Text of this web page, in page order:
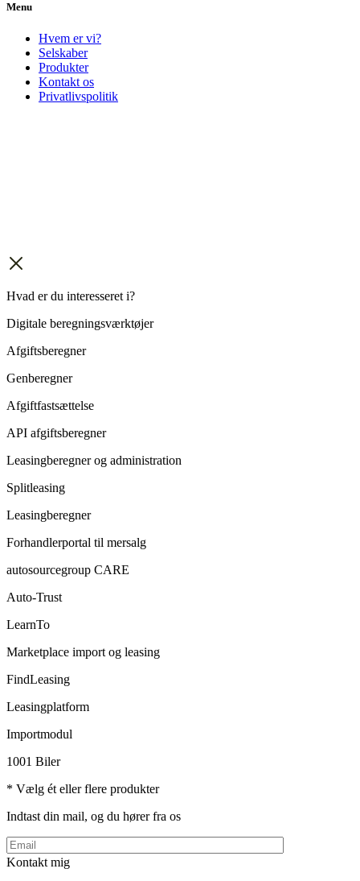
Menu
Hvem er vi?
Selskaber
Produkter
Kontakt os
Privatlivspolitik
Hvad er du interesseret i?
Digitale beregningsværktøjer
Afgiftsberegner
Genberegner
Afgiftfastsættelse
API afgiftsberegner
Leasingberegner og administration
Splitleasing
Leasingberegner
Forhandlerportal til mersalg
autosourcegroup CARE
Auto-Trust
LearnTo
Marketplace import og leasing
FindLeasing
Leasingplatform
Importmodul
1001 Biler
* Vælg ét eller flere produkter
Indtast din mail, og du hører fra os
Kontakt mig